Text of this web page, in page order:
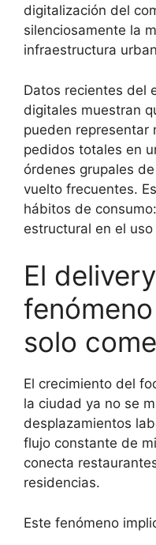
digitalización del
silenciosamente la
infraestructura
Datos recientes del
digitales muestran
pueden representar
pedidos totales en
órdenes grupales
vuelto frecuentes.
hábitos de
estructural en el
El
solo
El crecimiento del
la ciudad ya no se
desplazamientos
flujo constante de
conecta
residencias.
Este fenómeno